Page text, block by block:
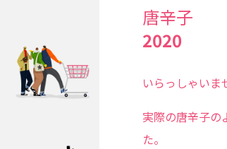
唐辛子
2020
いらっしゃいま
実際の唐辛子の
た。